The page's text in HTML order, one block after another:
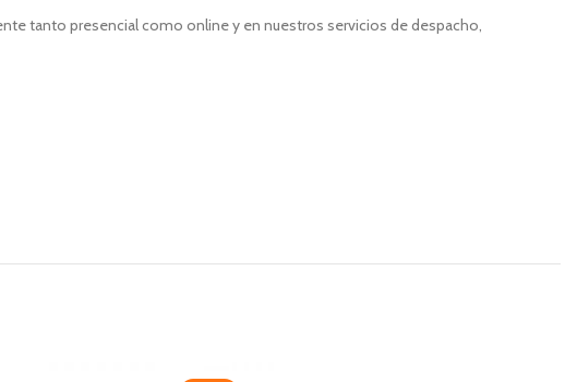
tanto presencial como online y en nuestros servicios de despacho,